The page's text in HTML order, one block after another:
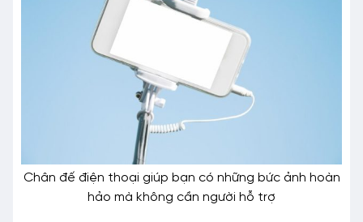
Chân đế điện thoại giúp bạn có những bức ảnh hoàn
hảo mà không cần người hỗ trợ